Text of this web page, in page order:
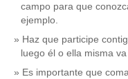
campo para que
ejemplo.
Haz que participe
luego él o ella misma
Es importante que